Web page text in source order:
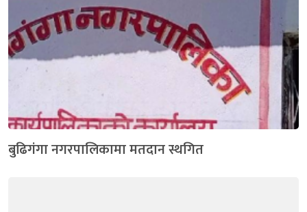
बुढिगंगा नगरपालिकामा मतदान स्थगित